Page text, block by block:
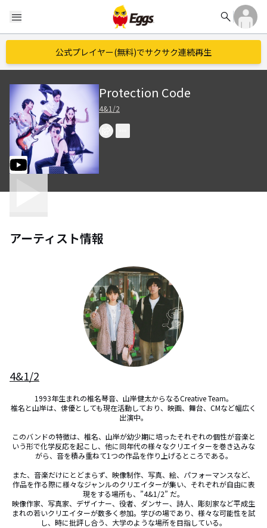
menu search
公式プレイヤー(無料)でサクサク連続再生
Protection Code
4&1/2
アーティスト情報
4&1/2
1993年生まれの椎名琴音、山岸健太からなるCreative Team。
椎名と山岸は、俳優としても現在活動しており、映画、舞台、CMなど幅広く
出演中。
このバンドの特徴は、椎名、山岸が幼少期に培ったそれぞれの個性が音楽と
いう形で化学反応を起こし、他に同年代の様々なクリエイターを巻き込みな
がら、音を積み重ねて1つの作品を作り上げるところである。
また、音楽だけにとどまらず、映像制作、写真、絵、パフォーマンスなど、
作品を作る際に様々なジャンルのクリエイターが集い、それぞれが自由に表
現をする場所も、”4&1/2” だ。
映像作家、写真家、デザイナー、役者、ダンサー、詩人、彫刻家など平成生
まれの若いクリエイターが数多く参加。学びの場であり、様々な可能性を試
し、時に批評し合う、大学のような場所を目指している。